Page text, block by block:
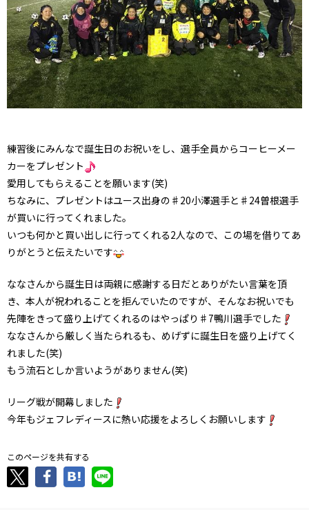
練習後にみんなで誕生日のお祝いをし、選手全員からコーヒーメー
カーをプレゼント
愛用してもらえることを願います(笑)
ちなみに、プレゼントはユース出身の♯20小澤選手と♯24曽根選手
が買いに行ってくれました。
いつも何かと買い出しに行ってくれる2人なので、この場を借りてあ
りがとうと伝えたいです
ななさんから誕生日は両親に感謝する日だとありがたい言葉を頂
き、本人が祝われることを拒んでいたのですが、そんなお祝いでも
先陣をきって盛り上げてくれるのはやっぱり♯7鴨川選手でした
ななさんから厳しく当たられるも、めげずに誕生日を盛り上げてく
れました(笑)
もう流石としか言いようがありません(笑)
リーグ戦が開幕しました
今年もジェフレディースに熱い応援をよろしくお願いします
このページを共有する